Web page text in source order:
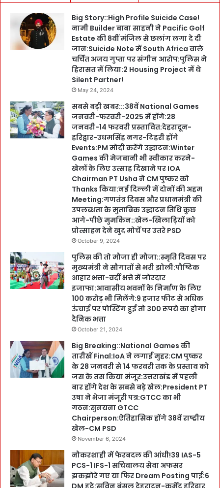
Big Story::High Profile Suicide Case!
नामी Builder बाबा साहनी ने Pacific Golf
Estate की 8वीं मंजिल से छलांग लगा दे दी
जान:Suicide Note में South Africa वाले
चर्चित अजय गुप्ता पर संगीन आरोप:पुलिस ने
हिरासत में लिया:2 Housing Project में थे
Silent Partner!
May 24, 2024
सबसे बड़ी खबर:::38वें National Games
जनवरी-फरवरी-2025 में होंगे:28
जनवरी-14 फरवरी प्रस्तावित:देहरादून-
हरिद्वार-उधमसिंह नगर-टिहरी होंगे
Events:PM मोदी करेंगे उद्घाटन:Winter
Games की मेजबानी भी स्वीकार करने-
खेलों के लिए उत्साह दिखाने पर IOA
Chairman PT Usha ने CM पुष्कर को
Thanks किया:नई दिल्ली में दोनों की अहम
Meeting:गणतंत्र दिवस और प्रधानमंत्री की
उपलब्धता के मुताबिक उद्घाटन तिथि कुछ
आगे-पीछे मुमकिन::खेल-खिलाड़ियों को
प्रोत्साहन देने खुद मोर्चे पर उतरे PSD
October 9, 2024
पुलिस की तो मौजा ही मौजा::स्मृति दिवस पर
मुख्यमंत्री ने सौगातों से भरी झोली:पौष्टिक
आहार भत्ता-वर्दी भत्ते में जोरदार
इजाफा:आवासीय भवनों के निर्माण के लिए
100 करोड़ भी मिलेंगे:9 हजार फीट से अधिक
ऊंचाई पर पोस्टिंग हुई तो 300 रूपये का होगा
दैनिक भत्ता
October 21, 2024
Big Breaking::National Games की
तारीखें Final:IoA ने लगाईं मुहर:CM पुष्कर
के 28 जनवरी से 14 फरवरी तक के प्रस्ताव को
जस के तस किया मंजूर:उत्तराखंड में पहली
बार होंगे देश के सबसे बड़े खेल:President PT
उषा ने भेजा मंजूरी पत्र:GTCC का भी
गठन:सुनयना GTCC
Chairperson:ऐतिहासिक होंगे 38वें राष्ट्रीय
खेल-CM PSD
November 6, 2024
नौकरशाही में फेरबदल की आंधी!39 IAS-5
PCS-1 IFS-1 सचिवालय सेवा अफसर
झकझोरे गए या फिर Dream Posting पाई:6